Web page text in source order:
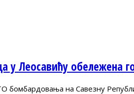
у Леосавићу обележена
на Савезну